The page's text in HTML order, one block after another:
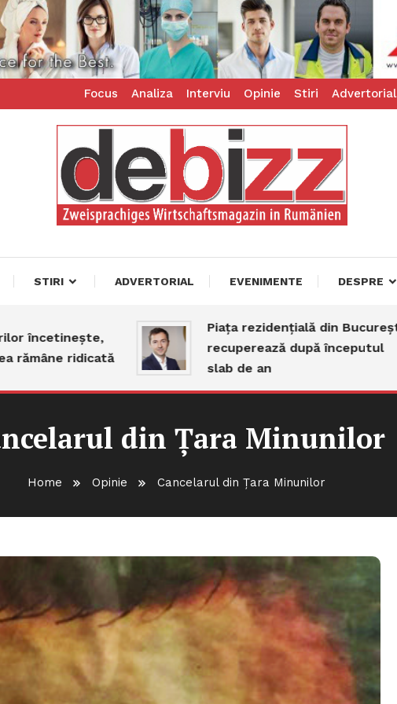
Focus Analiza Interviu Opinie Stiri Advertorial
STIRI ADVERTORIAL EVENIMENTE DESPRE
ridicată
Piața rezidențială din București
recuperează după începutul
slab de an
din Țara Minunilor
Home Opinie Cancelarul din Țara Minunilor